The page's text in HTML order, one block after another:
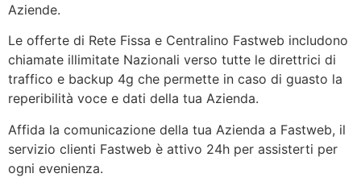
Aziende.
Le offerte di Rete Fissa e Centralino Fastweb includono
chiamate illimitate Nazionali verso tutte le direttrici di
traffico e backup 4g che permette in caso di guasto la
reperibilità voce e dati della tua Azienda.
Affida la comunicazione della tua Azienda a Fastweb, il
servizio clienti Fastweb è attivo 24h per assisterti per
ogni evenienza.